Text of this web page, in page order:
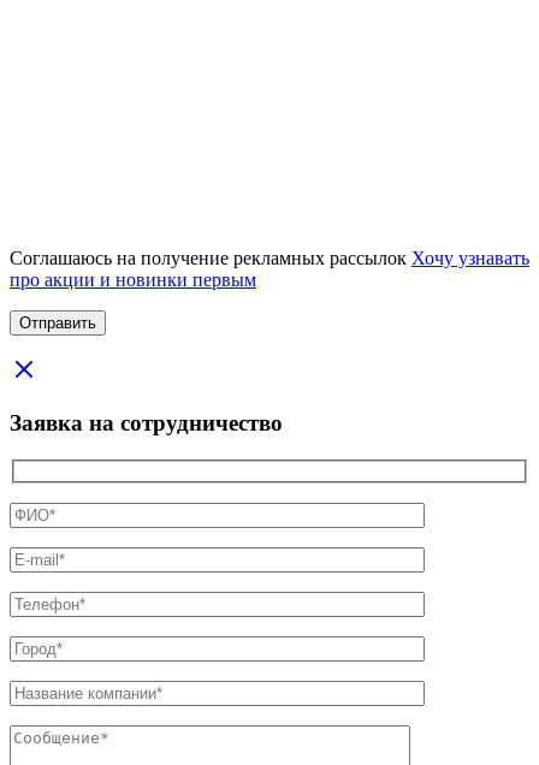
Соглашаюсь на получение рекламных рассылок Хочу узнавать
про акции и новинки первым
Заявка на сотрудничество